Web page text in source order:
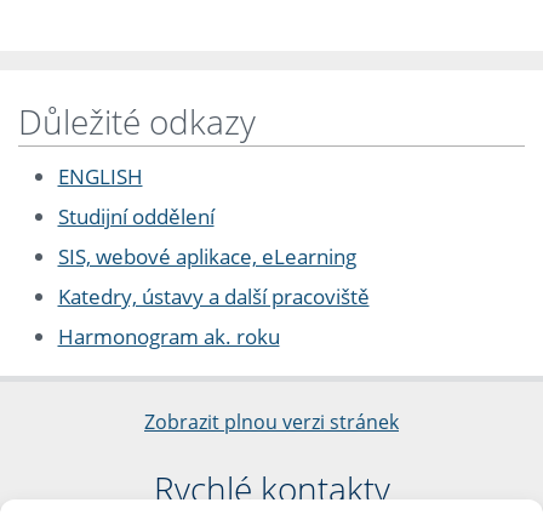
Důležité odkazy
ENGLISH
Studijní oddělení
SIS, webové aplikace, eLearning
Katedry, ústavy a další pracoviště
Harmonogram ak. roku
Zobrazit plnou verzi stránek
Rychlé kontakty